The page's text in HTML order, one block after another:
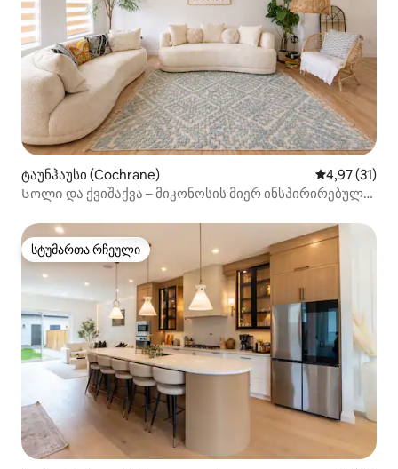
ტაუნჰაუსი (Cochrane) საშუალო
4,97 (31)
Სოლი და ქვიშაქვა – მიკონოსის მიერ ინსპირირებული
სტუმართა რჩეული
სტუმართა რჩეული